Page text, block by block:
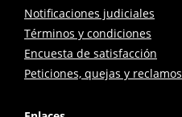
Notificaciones judiciales
Términos y condiciones
Encuesta de satisfacción
Peticiones, quejas y reclamos